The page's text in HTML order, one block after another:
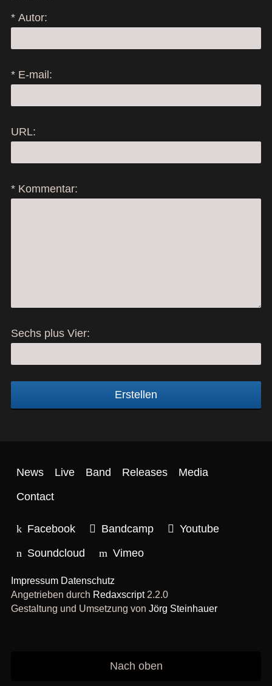
* Autor:
* E-mail:
URL:
* Kommentar:
Sechs plus Vier:
Erstellen
News Live Band Releases
Media
Contact
Facebook Bandcamp
Youtube
Soundcloud
Vimeo
Impressum Datenschutz
Angetrieben durch Redaxscript2.2.0
Gestaltung und Umsetzung von Jörg Steinhauer
Nach oben